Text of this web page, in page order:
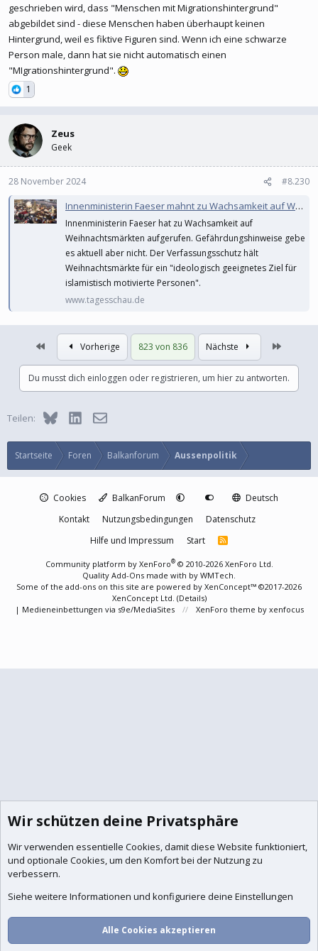
geschrieben wird, dass "Menschen mit Migrationshintergrund"
abgebildet sind - diese Menschen haben überhaupt keinen
Hintergrund, weil es fiktive Figuren sind. Wenn ich eine schwarze
Person male, dann hat sie nicht automatisch einen
"MIgrationshintergrund".
1
Zeus
Geek
28 November 2024 #8.230
Innenministerin Faeser mahnt zu Wachsamkeit auf Weihnachtsmärkten
Innenministerin Faeser hat zu Wachsamkeit auf
Weihnachtsmärkten aufgerufen. Gefährdungshinweise gebe
es aktuell aber nicht. Der Verfassungsschutz hält
Weihnachtsmärkte für ein "ideologisch geeignetes Ziel für
islamistisch motivierte Personen".
www.tagesschau.de
Vorherige 823 von 836 Nächste
Du musst dich einloggen oder registrieren, um hier zu antworten.
Teilen: BlueskyLinkedInE-Mail
Startseite Foren Balkanforum Aussenpolitik
Cookies BalkanForum
Deutsch
Kontakt
Nutzungsbedingungen
Datenschutz
Hilfe und Impressum
Start
R
Community platform by XenForo® © 2010-2026 XenForo Ltd.
Quality Add-Ons made with by WMTech
Some of the add-ons on this site are powered by XenConcept™ ©2017-2026
XenConcept Ltd. (Details)
| Medieneinbettungen via s9e/MediaSites XenForo theme by xenfocus
Aktuelles Anmelden Registrieren
Wir schützen deine Privatsphäre
Wir verwenden essentielle Cookies, damit diese Website funktioniert,
und optionale Cookies, um den Komfort bei der Nutzung zu
verbessern.
Siehe weitere Informationen und konfiguriere deine Einstellungen
Alle Cookies akzeptieren